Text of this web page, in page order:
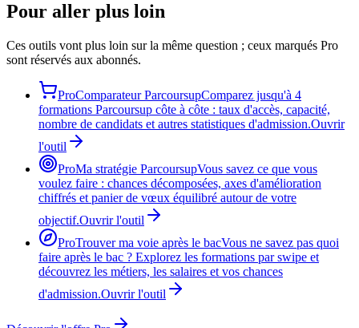
Pour aller plus loin
Ces outils vont plus loin sur la même question ; ceux marqués Pro
sont réservés aux abonnés.
ProComparateur ParcoursupComparez jusqu'à 4
formations Parcoursup côte à côte : taux d'accès, capacité,
nombre de candidats et autres statistiques d'admission.Ouvrir
l'outil
ProMa stratégie ParcoursupVous savez ce que vous
voulez faire : chances décomposées, axes d'amélioration
chiffrés et panier de vœux équilibré autour de votre
objectif.Ouvrir l'outil
ProTrouver ma voie après le bacVous ne savez pas quoi
faire après le bac ? Explorez les formations par swipe et
découvrez les métiers, les salaires et vos chances
d'admission.Ouvrir l'outil